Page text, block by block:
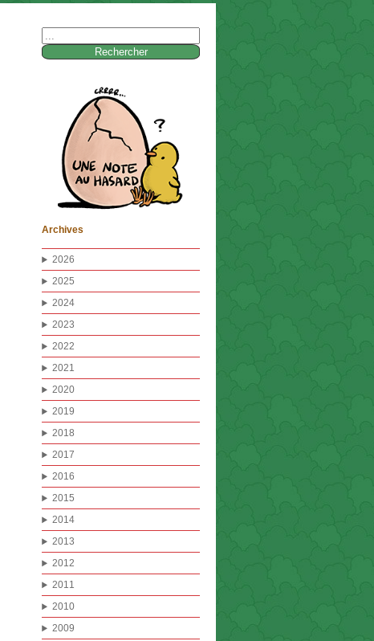
Archives
2026
2025
2024
2023
2022
2021
2020
2019
2018
2017
2016
2015
2014
2013
2012
2011
2010
2009